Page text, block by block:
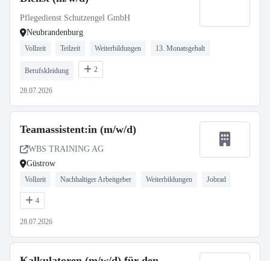
Pflegedienst Schutzengel GmbH
Neubrandenburg
Vollzeit Teilzeit Weiterbildungen 13. Monatsgehalt
Berufskleidung 2
28.07.2026
Teamassistent:in (m/w/d)
WBS TRAINING AG
Güstrow
Vollzeit Nachhaltiger Arbeitgeber Weiterbildungen Jobrad
4
28.07.2026